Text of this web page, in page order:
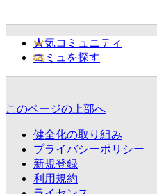
人気コミュニティ
コミュを探す
このページの上部へ
健全化の取り組み
プライバシーポリシー
新規登録
利用規約